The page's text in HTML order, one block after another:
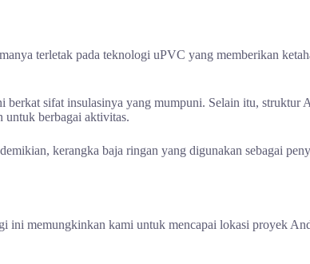
terletak pada teknologi uPVC yang memberikan
berkat sifat insulasinya yang mumpuni. Selain itu, struktur
untuk berbagai aktivitas.
kerangka baja ringan yang digunakan sebagai
memungkinkan kami untuk mencapai lokasi proyek